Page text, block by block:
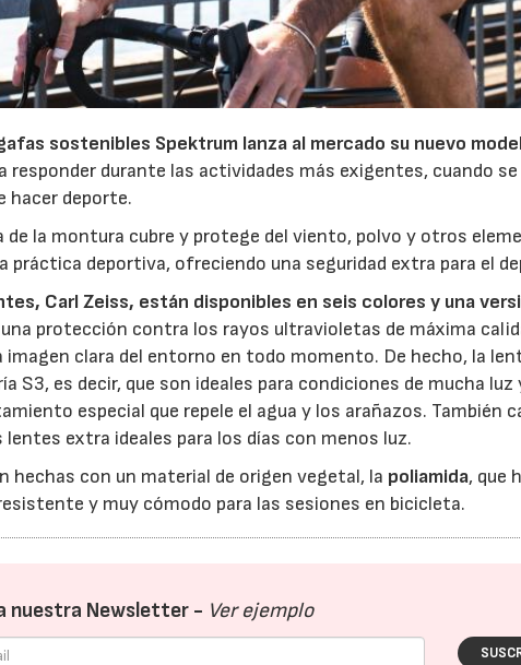
sostenibles Spektrum lanza al mercado su nuevo
responder durante las actividades más exigentes, cuando
hacer deporte.
de la montura cubre y protege del viento, polvo y otros
práctica deportiva, ofreciendo una seguridad extra para el
Carl Zeiss, están disponibles en seis colores y una
protección contra los rayos ultravioletas de máxima
clara del entorno en todo momento. De hecho, la
S3, es decir, que son ideales para condiciones de mucha
especial que repele el agua y los arañazos. También
lentes extra ideales para los días con menos luz.
hechas con un material de origen vegetal, la poliamida, que
y muy cómodo para las sesiones en bicicleta.
nuestra Newsletter - Ver ejemplo
22/07/2026